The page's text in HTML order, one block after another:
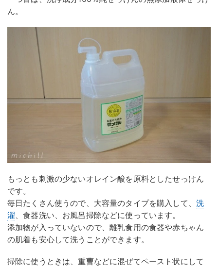
ん。
もっとも刺激の少ないオレイン酸を原料としたせっけん
です。
毎日たくさん使うので、大容量のタイプを購入して、 洗
濯 、食器洗い、お風呂掃除などに使っています。
添加物が入っていないので、離乳食用の食器や赤ちゃん
の肌着も安心して洗うことができます。
掃除に使うときは、重曹などに混ぜてペースト状にして